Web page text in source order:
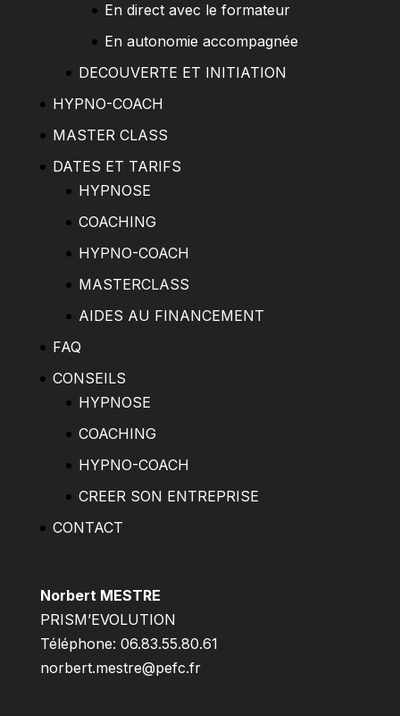
En direct avec le formateur
En autonomie accompagnée
DECOUVERTE ET INITIATION
HYPNO-COACH
MASTER CLASS
DATES ET TARIFS
HYPNOSE
COACHING
HYPNO-COACH
MASTERCLASS
AIDES AU FINANCEMENT
FAQ
CONSEILS
HYPNOSE
COACHING
HYPNO-COACH
CREER SON ENTREPRISE
CONTACT
Norbert MESTRE
PRISM’EVOLUTION
Téléphone: 06.83.55.80.61
norbert.mestre@pefc.fr